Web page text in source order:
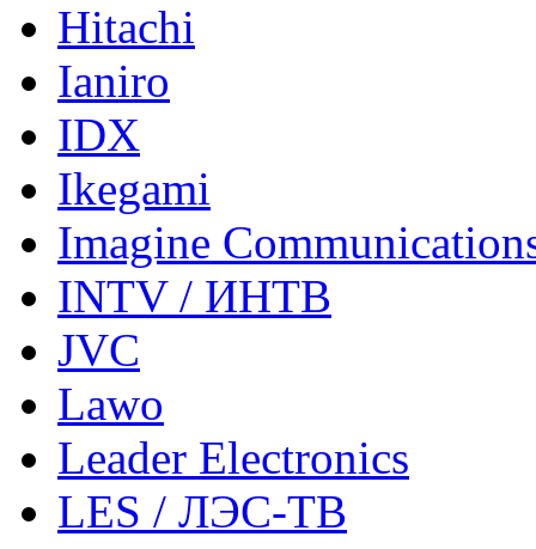
Hitachi
Ianiro
IDX
Ikegami
Imagine
INTV / ИНТВ
JVC
Lawo
Leader Electronics
LES / ЛЭС-ТВ